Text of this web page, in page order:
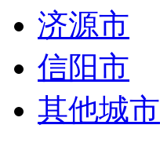
济源市
信阳市
其他城市